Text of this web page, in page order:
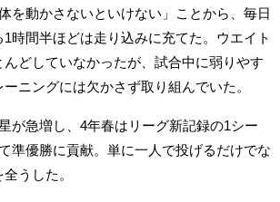
を動かさないといけない」ことから、毎日
時間半ほどは走り込みに充てた。ウエイト
んどしていなかったが、試合中に弱りやす
ニングには欠かさず取り組んでいた。
が急増し、4年春はリーグ新記録の1シー
準優勝に貢献。単に一人で投げるだけでな
うした。